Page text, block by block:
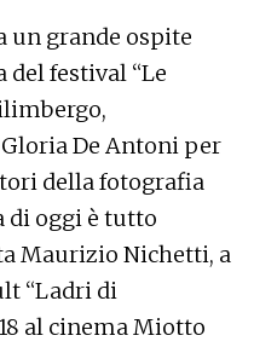
un grande ospite
festival “Le
De Antoni per
della fotografia
di oggi è tutto
Maurizio Nichetti, a
“Ladri di
al cinema Miotto